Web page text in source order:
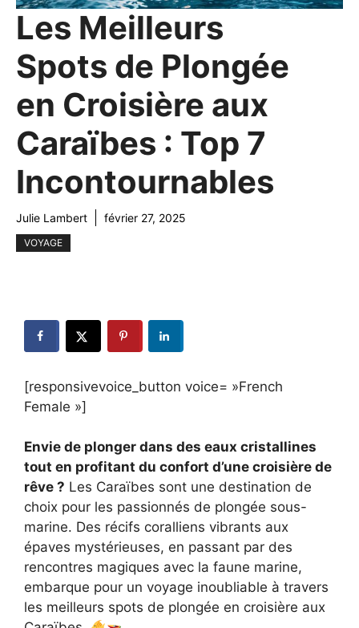
Les Meilleurs
Spots de Plongée
en Croisière aux
Caraïbes : Top 7
Incontournables
Julie Lambert février 27, 2025
VOYAGE
[responsivevoice_button voice= »French
Female »]
Envie de plonger dans des eaux cristallines
tout en profitant du confort d’une croisière de
rêve ? Les Caraïbes sont une destination de
choix pour les passionnés de plongée sous-
marine. Des récifs coralliens vibrants aux
épaves mystérieuses, en passant par des
rencontres magiques avec la faune marine,
embarque pour un voyage inoubliable à travers
les meilleurs spots de plongée en croisière aux